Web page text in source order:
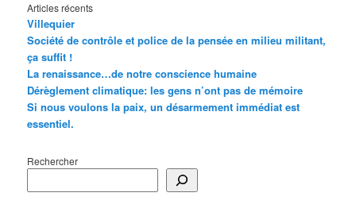
Articles récents
Villequier
Société de contrôle et police de la pensée en milieu militant,
ça suffit !
La renaissance…de notre conscience humaine
Dérèglement climatique: les gens n’ont pas de mémoire
Si nous voulons la paix, un désarmement immédiat est
essentiel.
Rechercher